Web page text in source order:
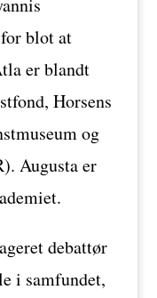
blot at
er blandt
Horsens
og
Augusta er
debattør
i samfundet,